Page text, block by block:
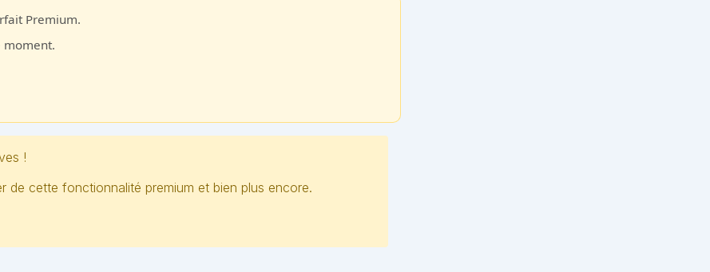
Premium.
moment.
!
de cette fonctionnalité premium et bien plus encore.